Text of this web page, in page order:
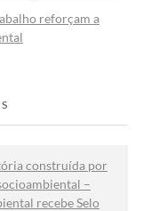
reforçam a
construída por
–
recebe Selo